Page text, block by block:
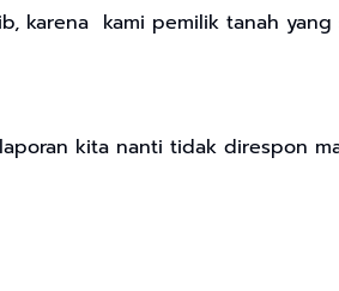
karena kami pemilik tanah
kita nanti tidak direspon